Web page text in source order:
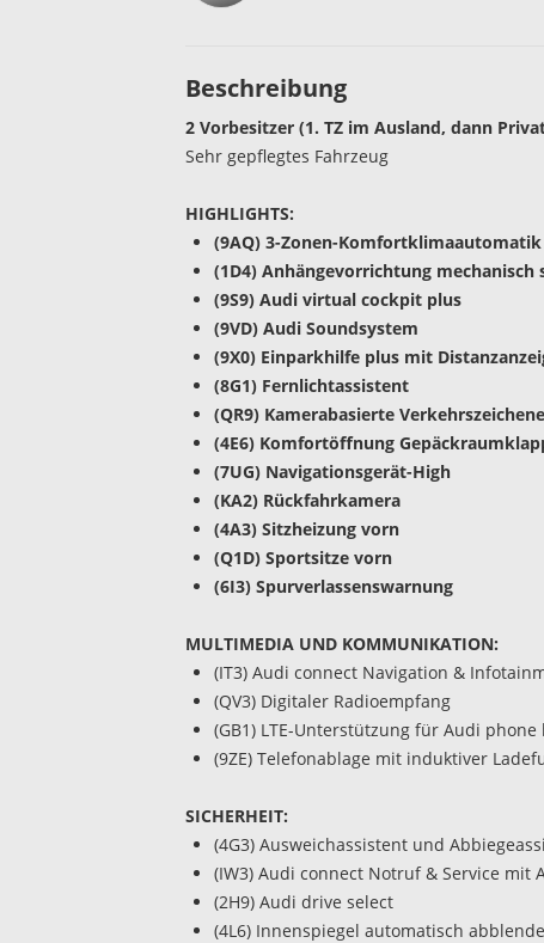
Beschreibung
2 Vorbesitzer (1. TZ im Ausland, dann
Sehr gepflegtes Fahrzeug
HIGHLIGHTS:
(9AQ) 3-Zonen-Komfortklimaautomatik
(1D4) Anhängevorrichtung mechanisch
(9S9) Audi virtual cockpit plus
(9VD) Audi Soundsystem
(9X0) Einparkhilfe plus mit
(8G1) Fernlichtassistent
(QR9) Kamerabasierte
(4E6) Komfortöffnung
(7UG) Navigationsgerät-High
(KA2) Rückfahrkamera
(4A3) Sitzheizung vorn
(Q1D) Sportsitze vorn
(6I3) Spurverlassenswarnung
MULTIMEDIA UND KOMMUNIKATION:
(IT3) Audi connect Navigation &
(QV3) Digitaler Radioempfang
(GB1) LTE-Unterstützung für Audi phone
(9ZE) Telefonablage mit induktiver
SICHERHEIT:
(4G3) Ausweichassistent und
(IW3) Audi connect Notruf & Service mit
(2H9) Audi drive select
(4L6) Innenspiegel automatisch